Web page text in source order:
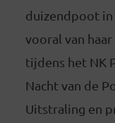
duizendpoot
vooral van
tijdens het NK
Nacht van de
Uitstraling en